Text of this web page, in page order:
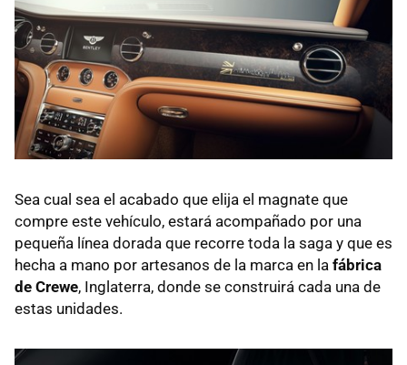
Sea cual sea el acabado que elija el magnate que
compre este vehículo, estará acompañado por una
pequeña línea dorada que recorre toda la saga y que es
hecha a mano por artesanos de la marca en la fábrica
de Crewe, Inglaterra, donde se construirá cada una de
estas unidades.